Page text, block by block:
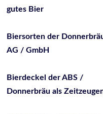
gutes Bier
Biersorten der
AG / GmbH
Bierdeckel der ABS /
Donnerbräu als